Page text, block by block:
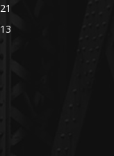
21
13